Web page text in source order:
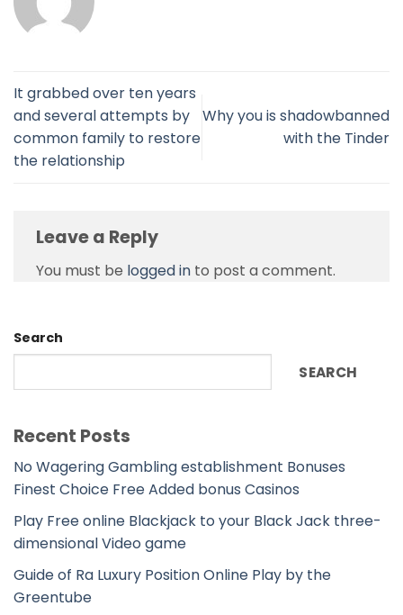
It grabbed over ten years
and several attempts by
common family to restore
the relationship
Why you is shadowbanned
with the Tinder
Leave a Reply
You must be logged in to post a comment.
Search
SEARCH
Recent Posts
No Wagering Gambling establishment Bonuses
Finest Choice Free Added bonus Casinos
Play Free online Blackjack to your Black Jack three-
dimensional Video game
Guide of Ra Luxury Position Online Play by the
Greentube